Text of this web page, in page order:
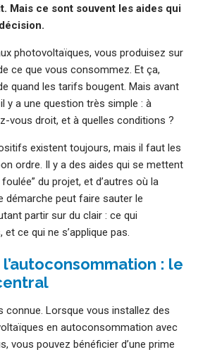
Mais ce sont souvent les aides qui
photovoltaïques, vous produisez sur
ce que vous consommez. Et ça,
quand les tarifs bougent. Mais avant
y a une question très simple : à
vous droit, et à quelles conditions ?
existent toujours, mais il faut les
ordre. Il y a des aides qui se mettent
du projet, et d’autres où la
démarche peut faire sauter le
partir sur du clair : ce qui
et ce qui ne s’applique pas.
: le
connue. Lorsque vous installez des
en autoconsommation avec
vous pouvez bénéficier d’une prime